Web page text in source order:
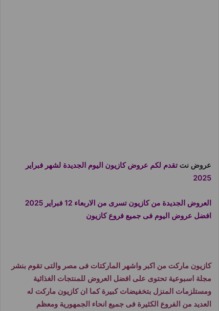
عروض نتتقدم لكم عروض كازيون اليوم الجديدة لشهر فبراير
2025
العروض الجديدة من كازيون تسرى من الاربعاء 12 فبراير 2025
افضل عروض اليوم فى جميع فروع كازيون
كازيون ماركت من اكبر واشهر الماركتات فى مصر والتى تقوم بنشر
مجلة اسبوعية تحتوى على افضل العروض للمنتجات الغذائية
ومستلزمات المنزل بتخفيضات كبيرة كما ان كازيون ماركت له
العديد من الفروع الكثيرة فى جميع انحاء الجمهورية ومعظم